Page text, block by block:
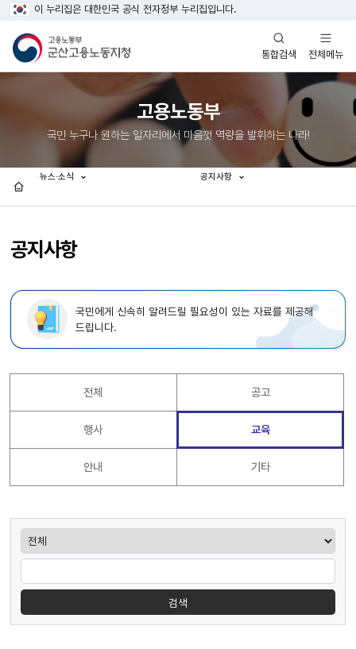
이 누리집은 대한민국 공식 전자정부 누리집입니다.
통합검색
열기
전체메뉴
열기
고용노동부
국민 누구나 원하는 일자리에서 마음껏 역량을 발휘하는 나라!
공지사항
뉴스·소식 공지사항
국민에게 신속히 알려드릴 필요성이 있는 자료를 제공해
드립니다.
전체 공고
행사 교육
안내 기타
게시판검색
검색